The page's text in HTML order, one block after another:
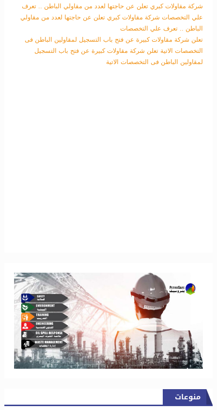
شركة مقاولات كبري تعلن عن حاجتها لعدد من مقاولي الباطن .. تعرف
علي التخصصات شركة مقاولات كبري تعلن عن حاجتها لعدد من مقاولي
الباطن .. تعرف علي التخصصات
تعلن شركة مقاولات كبيرة عن فتح باب التسجيل لمقاولين الباطن فى
التخصصات الاتية تعلن شركة مقاولات كبيرة عن فتح باب التسجيل
لمقاولين الباطن فى التخصصات الاتية
منوعات